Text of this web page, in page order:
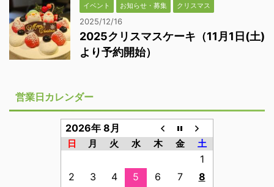
イベント お知らせ・募集 クリスマス
2025/12/16
2025クリスマスケーキ（11月1日(土)
より予約開始）
営業日カレンダー
2026年 8月
日 月 火 水 木 金 土
1
2
3 4 5 6 7
8